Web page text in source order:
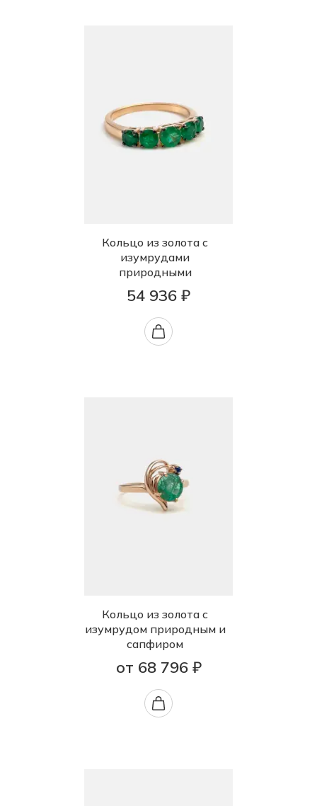
Кольцо из золота с
изумрудами
природными
54 936 ₽
Кольцо из золота с
изумрудом природным и
сапфиром
от 68 796 ₽